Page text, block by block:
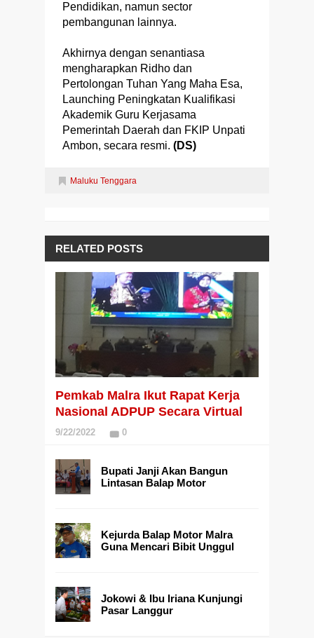
Pendidikan, namun sector
pembangunan lainnya.
Akhirnya dengan senantiasa
mengharapkan Ridho dan
Pertolongan Tuhan Yang Maha Esa,
Launching Peningkatan Kualifikasi
Akademik Guru Kerjasama
Pemerintah Daerah dan FKIP Unpati
Ambon, secara resmi. (DS)
Maluku Tenggara
RELATED POSTS
Pemkab Malra Ikut Rapat Kerja
Nasional ADPUP Secara Virtual
9/22/2022 0
Bupati Janji Akan Bangun
Lintasan Balap Motor
Kejurda Balap Motor Malra
Guna Mencari Bibit Unggul
Jokowi & Ibu Iriana Kunjungi
Pasar Langgur